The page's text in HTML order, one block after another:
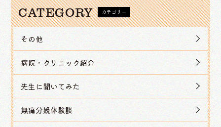
CATEGORY カテゴリー
その他
病院・クリニック紹介
先生に聞いてみた
無痛分娩体験談